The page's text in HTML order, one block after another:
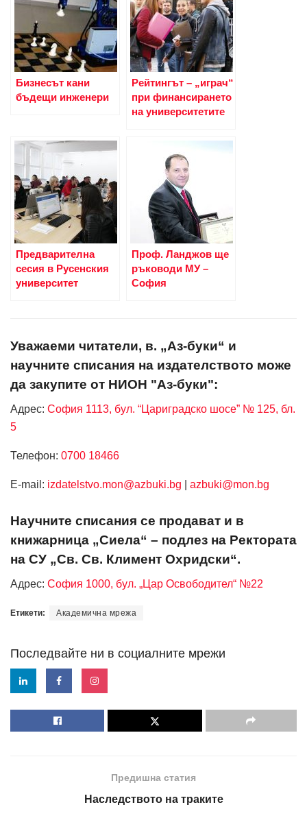
Бизнесът кани
бъдещи инженери
Рейтингът – „играч“
при финансирането
на университетите
Предварителна
сесия в Русенския
университет
Проф. Ланджов ще
ръководи МУ –
София
Уважаеми читатели, в. „Аз-буки“ и
научните списания на издателството може
да закупите от НИОН "Аз-буки":
Адрес: София 1113, бул. “Цариградско шосе” № 125, бл.
5
Телефон: 0700 18466
Е-mail: izdatelstvo.mon@azbuki.bg azbuki@mon.bg
Научните списания се продават и в
книжарница „Сиела“ – подлез на Ректората
на СУ „Св. Св. Климент Охридски“.
Адрес: София 1000, бул. „Цар Освободител“ №22
Етикети: Академична мрежа
Последвайте ни в социалните мрежи
Предишна статия
Наследството на траките